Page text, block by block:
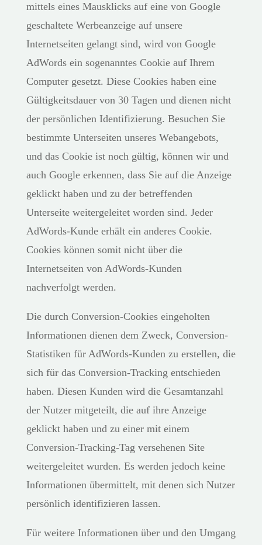
mittels eines Mausklicks auf eine von Google
geschaltete Werbeanzeige auf unsere
Internetseiten gelangt sind, wird von Google
AdWords ein sogenanntes Cookie auf Ihrem
Computer gesetzt. Diese Cookies haben eine
Gültigkeitsdauer von 30 Tagen und dienen nicht
der persönlichen Identifizierung. Besuchen Sie
bestimmte Unterseiten unseres Webangebots,
und das Cookie ist noch gültig, können wir und
auch Google erkennen, dass Sie auf die Anzeige
geklickt haben und zu der betreffenden
Unterseite weitergeleitet worden sind. Jeder
AdWords-Kunde erhält ein anderes Cookie.
Cookies können somit nicht über die
Internetseiten von AdWords-Kunden
nachverfolgt werden.
Die durch Conversion-Cookies eingeholten
Informationen dienen dem Zweck, Conversion-
Statistiken für AdWords-Kunden zu erstellen, die
sich für das Conversion-Tracking entschieden
haben. Diesen Kunden wird die Gesamtanzahl
der Nutzer mitgeteilt, die auf ihre Anzeige
geklickt haben und zu einer mit einem
Conversion-Tracking-Tag versehenen Site
weitergeleitet wurden. Es werden jedoch keine
Informationen übermittelt, mit denen sich Nutzer
persönlich identifizieren lassen.
Für weitere Informationen über und den Umgang